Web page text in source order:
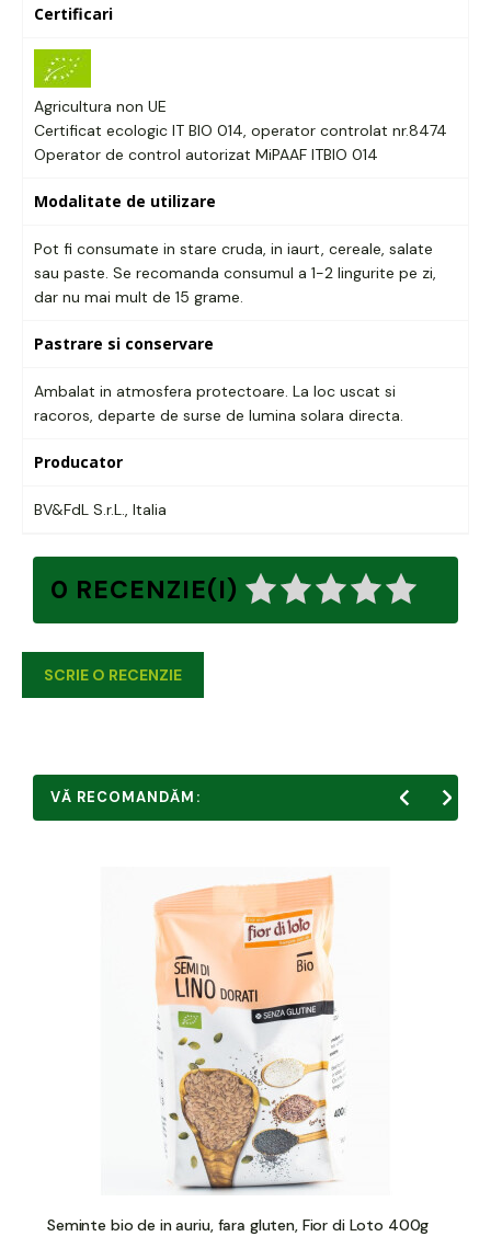
Certificari
Agricultura non UE
Certificat ecologic IT BIO 014, operator controlat nr.8474
Operator de control autorizat MiPAAF ITBIO 014
Modalitate de utilizare
Pot fi consumate in stare cruda, in iaurt, cereale, salate
sau paste. Se recomanda consumul a 1-2 lingurite pe zi,
dar nu mai mult de 15 grame.
Pastrare si conservare
Ambalat in atmosfera protectoare. La loc uscat si
racoros, departe de surse de lumina solara directa.
Producator
BV&FdL S.r.L., Italia
0 RECENZIE(I)
SCRIE O RECENZIE
VĂ RECOMANDĂM:
Seminte bio de in auriu, fara gluten, Fior di Loto 400g